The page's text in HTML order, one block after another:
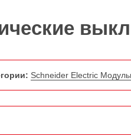
Schneider Electric